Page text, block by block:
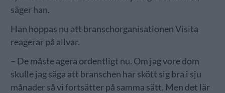
säger han.
Han hoppas nu att branschorganisationen Visita
reagerar på allvar.
– De måste agera ordentligt nu. Om jag vore dom
skulle jag säga att branschen har skött sig bra i sju
månader så vi fortsätter på samma sätt. Men det lär